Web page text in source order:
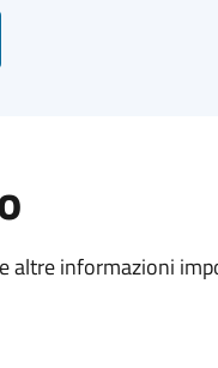
altre informazioni